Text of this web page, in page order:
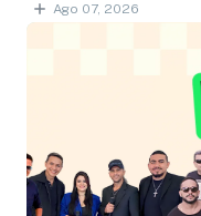
Ago 07, 2026